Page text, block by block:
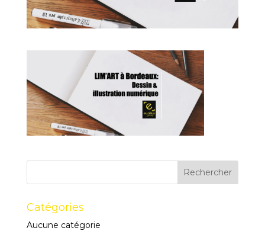
Catégories
Aucune catégorie